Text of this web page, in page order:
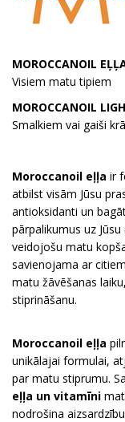
MOROCCANOIL
Visiem matu tipiem
MOROCCANOIL
Smalkiem vai gaiši
Moroccanoil eļļa ir
atbilst visām Jūsu
antioksidanti un
pārpalikumus uz
veidojošu matu
savienojama ar
matu žāvēšanas
stiprināšanu.
Moroccanoil eļļa
unikālajai formulai,
par matu stiprumu.
eļļa un vitamīni
nodrošina